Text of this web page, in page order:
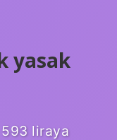
yasak
593 liraya